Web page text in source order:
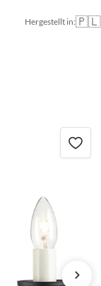
Hergestellt in:🇵🇱